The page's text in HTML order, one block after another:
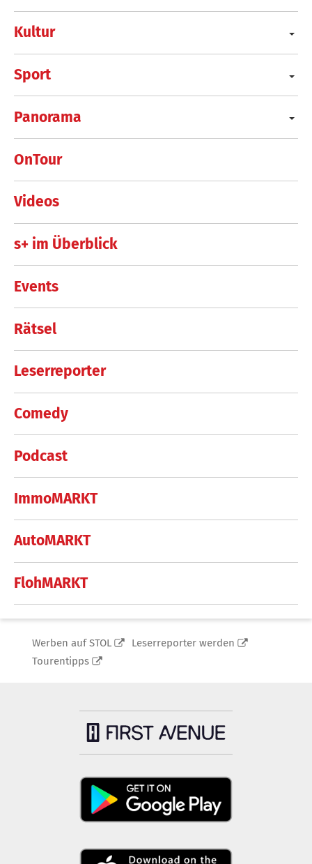
Kultur
Sport
Panorama
OnTour
Videos
s+ im Überblick
Events
Rätsel
Leserreporter
Comedy
Podcast
ImmoMARKT
AutoMARKT
FlohMARKT
Werben auf STOL
Leserreporter werden
Tourentipps